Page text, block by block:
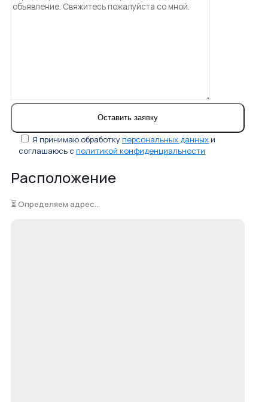
Я принимаю обработкуперсональных данных и
соглашаюсь с политикой конфиденциальности
Расположение
⏳ Определяем адрес...